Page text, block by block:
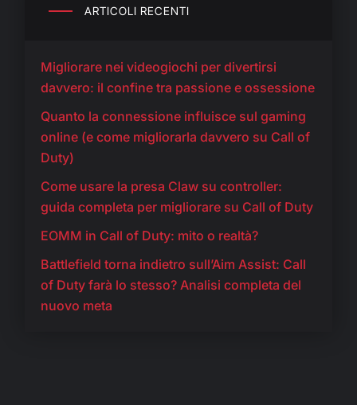
ARTICOLI RECENTI
Migliorare nei videogiochi per divertirsi
davvero: il confine tra passione e ossessione
Quanto la connessione influisce sul gaming
online (e come migliorarla davvero su Call of
Duty)
Come usare la presa Claw su controller:
guida completa per migliorare su Call of Duty
EOMM in Call of Duty: mito o realtà?
Battlefield torna indietro sull’Aim Assist: Call
of Duty farà lo stesso? Analisi completa del
nuovo meta